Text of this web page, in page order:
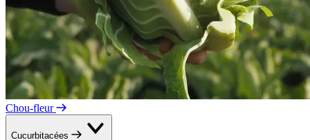
Chou-fleur
Cucurbitacées